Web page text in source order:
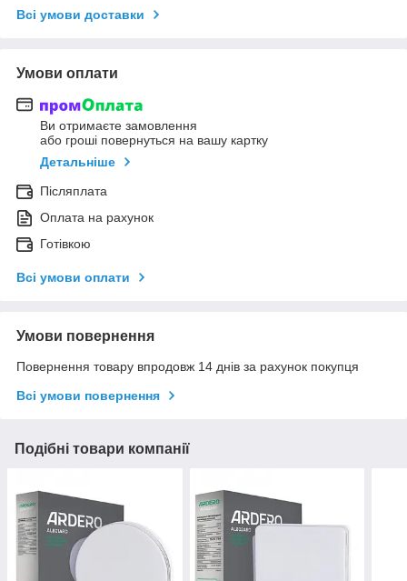
Всі умови доставки
Умови оплати
Ви отримаєте замовлення
або гроші повернуться на вашу картку
Детальніше
Післяплата
Оплата на рахунок
Готівкою
Всі умови оплати
Умови повернення
Повернення товару впродовж 14 днів за рахунок покупця
Всі умови повернення
Подібні товари компанії